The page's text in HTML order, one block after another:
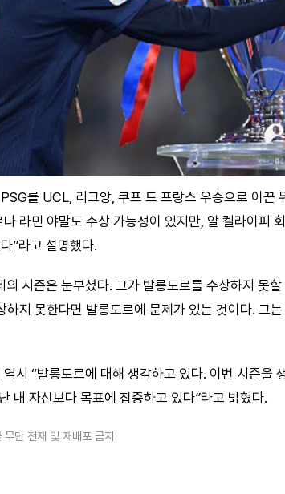
PSG를 UCL, 리그앙, 쿠프 드 프랑스 우승으로 이끈
라민 야말도 수상 가능성이 있지만, 알 켈라이피
”라고 설명했다.
의 시즌은 눈부셨다. 그가 발롱도르를 수상하지 못
하지 못한다면 발롱도르에 문제가 있는 것이다. 그
시 “발롱도르에 대해 생각하고 있다. 이번 시즌을
내 자신보다 목표에 집중하고 있다”라고 밝혔다.
단 전재 및 재배포 금지